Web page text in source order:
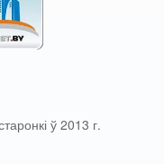
ў 2013 г.